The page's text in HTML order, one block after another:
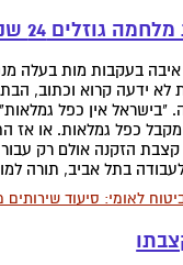
בעקבות מות בעלה
לא ידעה קרוא וכתוב,
אין כפל
כפל גמלאות. או אז
הזקנה אולם רק
בתל אביב, תורה
לאומי: סיעוד שירותים